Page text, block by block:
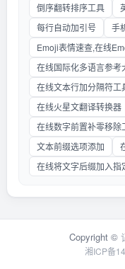
倒序翻转排序工具
每行自动加引号
手
Emoji表情速查,在线
在线国际化多语言参考
在线文本行加分隔符工
在线火星文翻译转换器
在线数字前置补零移除
文本前缀选项添加
在线将文字后缀加入指
Copyright ©
湘ICP备